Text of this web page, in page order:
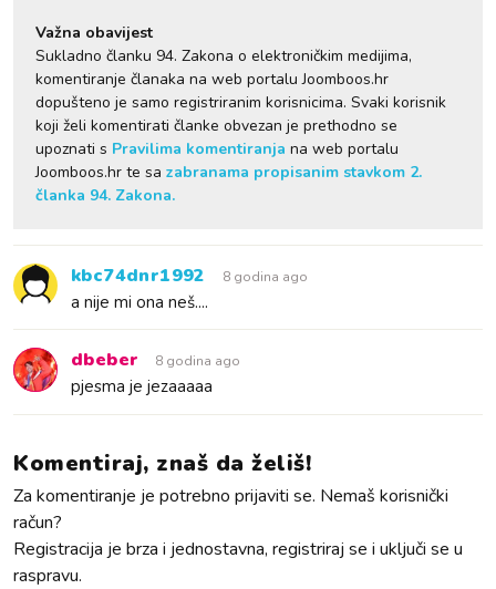
Važna obavijest
Sukladno članku 94. Zakona o elektroničkim medijima,
komentiranje članaka na web portalu Joomboos.hr
dopušteno je samo registriranim korisnicima. Svaki korisnik
koji želi komentirati članke obvezan je prethodno se
upoznati s Pravilima komentiranja na web portalu
Joomboos.hr te sa zabranama propisanim stavkom 2.
članka 94. Zakona.
kbc74dnr1992 8 godina ago
a nije mi ona neš....
dbeber 8 godina ago
pjesma je jezaaaaa
Komentiraj, znaš da želiš!
Za komentiranje je potrebno prijaviti se. Nemaš korisnički
račun?
Registracija je brza i jednostavna, registriraj se i uključi se u
raspravu.